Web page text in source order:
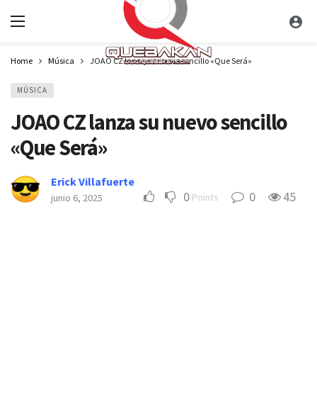
Home Música JOAO CZ lanza su nuevo sencillo «Que Será»
MÚSICA
JOAO CZ lanza su nuevo sencillo
«Que Será»
Erick Villafuerte
junio 6, 2025 0 Points 0 45